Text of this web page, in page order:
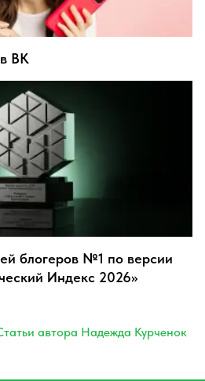
ВК
блогеров №1 по версии
Индекс 2026»
автора Надежда Курченок